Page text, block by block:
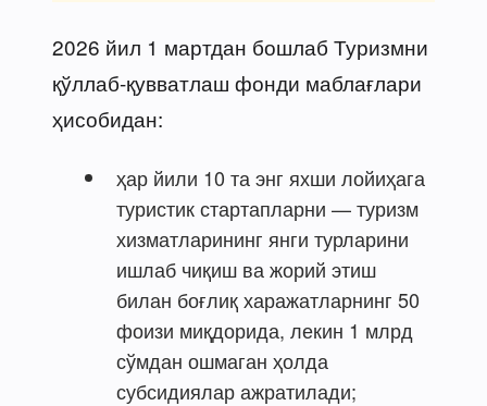
2026 йил 1 мартдан бошлаб Туризмни
қўллаб-қувватлаш фонди маблағлари
ҳисобидан:
ҳар йили 10 та энг яхши лойиҳага
туристик стартапларни — туризм
хизматларининг янги турларини
ишлаб чиқиш ва жорий этиш
билан боғлиқ харажатларнинг 50
фоизи миқдорида, лекин 1 млрд
сўмдан ошмаган ҳолда
субсидиялар ажратилади;